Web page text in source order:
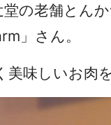
の老舗とん
」さん。
味しいお肉